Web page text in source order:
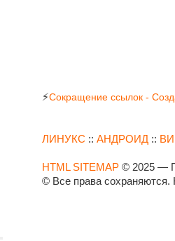
⚡Сокращение ссылок -
ЛИНУКС :: АНДРОИД ::
HTML SITEMAP © 2025 —
© Все права сохраняются.